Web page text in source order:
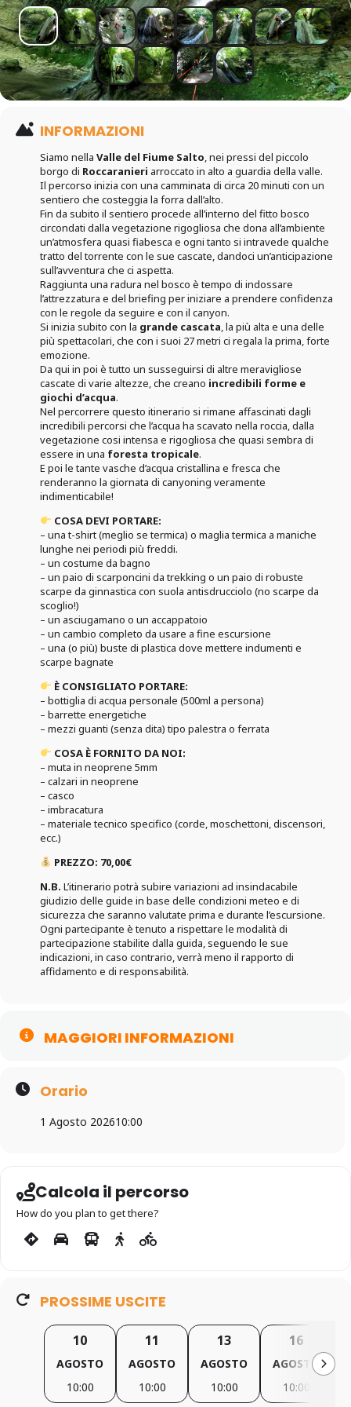
INFORMAZIONI
Siamo nella Valle del Fiume Salto, nei pressi del piccolo
borgo di Roccaranieri arroccato in alto a guardia della valle.
Il percorso inizia con una camminata di circa 20 minuti con un
sentiero che costeggia la forra dall’alto.
Fin da subito il sentiero procede all’interno del fitto bosco
circondati dalla vegetazione rigogliosa che dona all’ambiente
un’atmosfera quasi fiabesca e ogni tanto si intravede qualche
tratto del torrente con le sue cascate, dandoci un’anticipazione
sull’avventura che ci aspetta.
Raggiunta una radura nel bosco è tempo di indossare
l’attrezzatura e del briefing per iniziare a prendere confidenza
con le regole da seguire e con il canyon.
Si inizia subito con la grande cascata, la più alta e una delle
più spettacolari, che con i suoi 27 metri ci regala la prima, forte
emozione.
Da qui in poi è tutto un susseguirsi di altre meravigliose
cascate di varie altezze, che creano incredibili forme e
giochi d’acqua.
Nel percorrere questo itinerario si rimane affascinati dagli
incredibili percorsi che l’acqua ha scavato nella roccia, dalla
vegetazione cosi intensa e rigogliosa che quasi sembra di
essere in una foresta tropicale.
E poi le tante vasche d’acqua cristallina e fresca che
renderanno la giornata di canyoning veramente
indimenticabile!
COSA DEVI PORTARE:
– una t-shirt (meglio se termica) o maglia termica a maniche
lunghe nei periodi più freddi.
– un costume da bagno
– un paio di scarponcini da trekking o un paio di robuste
scarpe da ginnastica con suola antisdrucciolo (no scarpe da
scoglio!)
– un asciugamano o un accappatoio
– un cambio completo da usare a fine escursione
– una (o più) buste di plastica dove mettere indumenti e
scarpe bagnate
È CONSIGLIATO PORTARE:
– bottiglia di acqua personale (500ml a persona)
– barrette energetiche
– mezzi guanti (senza dita) tipo palestra o ferrata
COSA È FORNITO DA NOI:
– muta in neoprene 5mm
– calzari in neoprene
– casco
– imbracatura
– materiale tecnico specifico (corde, moschettoni, discensori,
ecc.)
PREZZO: 70,00€
N.B. L’itinerario potrà subire variazioni ad insindacabile
giudizio delle guide in base delle condizioni meteo e di
sicurezza che saranno valutate prima e durante l’escursione.
Ogni partecipante è tenuto a rispettare le modalità di
partecipazione stabilite dalla guida, seguendo le sue
indicazioni, in caso contrario, verrà meno il rapporto di
affidamento e di responsabilità.
MAGGIORI INFORMAZIONI
Orario
1 Agosto 202610:00
Calcola il percorso
How do you plan to get there?
PROSSIME USCITE
10
AGOSTO
10:00
11
AGOSTO
10:00
13
AGOSTO
10:00
16
AGOSTO
10:00